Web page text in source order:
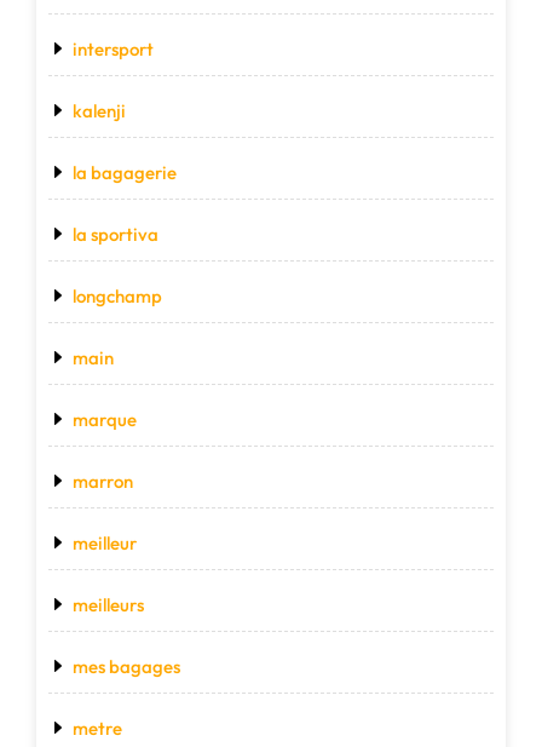
intersport
kalenji
la bagagerie
la sportiva
longchamp
main
marque
marron
meilleur
meilleurs
mes bagages
metre